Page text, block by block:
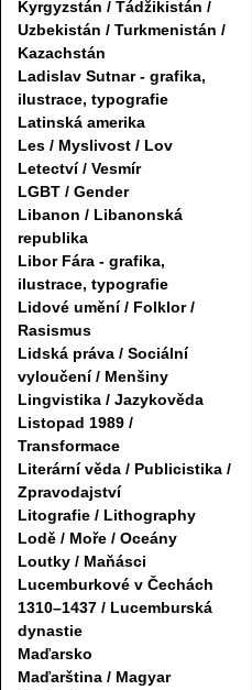
Kyrgyzstán / Tádžikistán /
Uzbekistán / Turkmenistán /
Kazachstán
Ladislav Sutnar - grafika,
ilustrace, typografie
Latinská amerika
Les / Myslivost / Lov
Letectví / Vesmír
LGBT / Gender
Libanon / Libanonská
republika
Libor Fára - grafika,
ilustrace, typografie
Lidové umění / Folklor /
Rasismus
Lidská práva / Sociální
vyloučení / Menšiny
Lingvistika / Jazykověda
Listopad 1989 /
Transformace
Literární věda / Publicistika /
Zpravodajství
Litografie / Lithography
Lodě / Moře / Oceány
Loutky / Maňásci
Lucemburkové v Čechách
1310–1437 / Lucemburská
dynastie
Maďarsko
Maďarština / Magyar